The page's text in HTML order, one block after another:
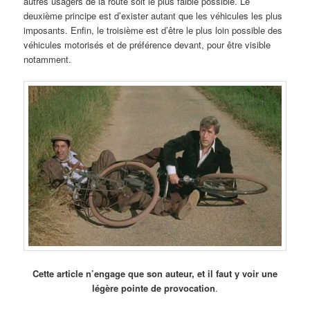
deuxième principe est d’exister autant que les véhicules les plus
imposants. Enfin, le troisième est d’être le plus loin possible des
véhicules motorisés et de préférence devant, pour être visible
notamment.
Cette article n’engage que son auteur, et il faut y voir une
légère pointe de provocation.